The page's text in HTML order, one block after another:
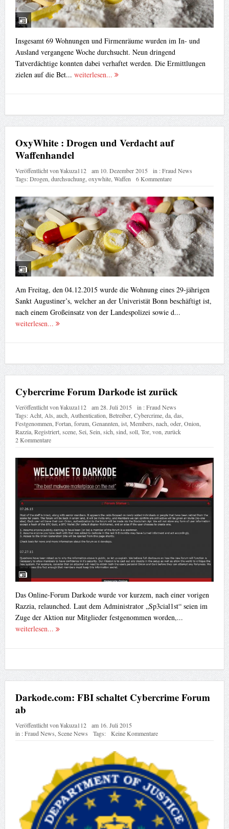
Insgesamt 69 Wohnungen und Firmenräume wurden im In- und
Ausland vergangene Woche durchsucht. Neun dringend
Tatverdächtige konnten dabei verhaftet werden. Die Ermittlungen
zielen auf die Bet... weiterlesen...
OxyWhite : Drogen und Verdacht auf
Waffenhandel
Veröffentlicht von¥akuza112 am 10. Dezember 2015 in :Fraud News
Tags:Drogen,durchsuchung,oxywhite,Waffen 6 Kommentare
Am Freitag, den 04.12.2015 wurde die Wohnung eines 29-jährigen
Sankt Augustiner’s, welcher an der Univeristät Bonn beschäftigt ist,
nach einem Großeinsatz von der Landespolizei sowie d...
weiterlesen...
Cybercrime Forum Darkode ist zurück
Veröffentlicht von¥akuza112 am28. Juli 2015 in :Fraud News
Tags:Acht,Als,auch,Authentication,Betreiber,Cybercrime,da,das,
Festgenommen,Fortan,forum,Genannten,ist,Members,nach,oder,Onion,
Razzia,Registriert,scene,Sei,Sein,sich,sind,soll,Tor,von,zurück
2 Kommentare
Das Online-Forum Darkode wurde vor kurzem, nach einer vorigen
Razzia, relaunched. Laut dem Administrator „Sp3cial1st“ seien im
Zuge der Aktion nur Mitglieder festgenommen worden,...
weiterlesen...
Darkode.com: FBI schaltet Cybercrime Forum
ab
Veröffentlicht von¥akuza112 am 16. Juli 2015
in :Fraud News Scene News Tags: Keine Kommentare